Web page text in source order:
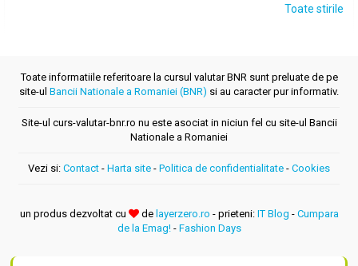
Toate stirile
Toate informatiile referitoare la cursul valutar BNR sunt preluate de pe
site-ul Bancii Nationale a Romaniei (BNR) si au caracter pur informativ.
Site-ul curs-valutar-bnr.ro nu este asociat in niciun fel cu site-ul Bancii
Nationale a Romaniei
Vezi si: Contact - Harta site - Politica de confidentialitate - Cookies
un produs dezvoltat cu de layerzero.ro - prieteni: IT Blog - Cumpara
de la Emag!- Fashion Days